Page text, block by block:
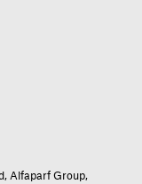
, Alfaparf Group,